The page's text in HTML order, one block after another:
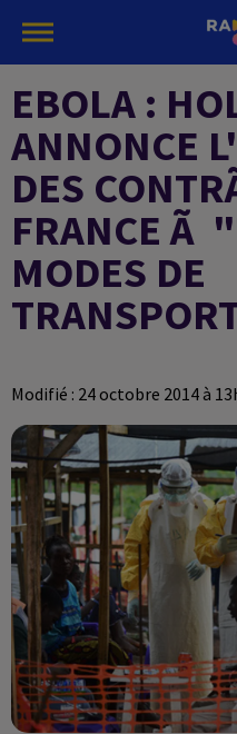
EBOLA :
ANNONCE
DES
FRANCE Ã
MODES DE
Modifié : 24 octobre 2014 à